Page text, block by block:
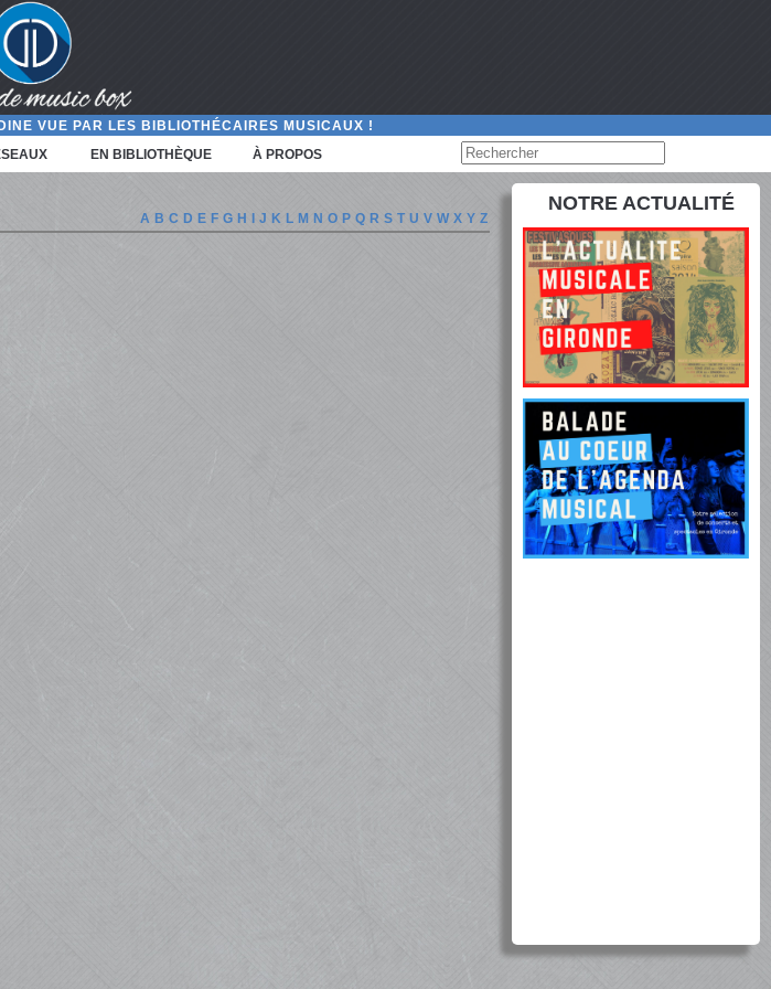
VUE PAR LES BIBLIOTHÉCAIRES MUSICAUX !
EN BIBLIOTHÈQUE À PROPOS
A B C D E F G H I J K L M N O P Q R S T U V W X Y Z
NOTRE ACTUALITÉ